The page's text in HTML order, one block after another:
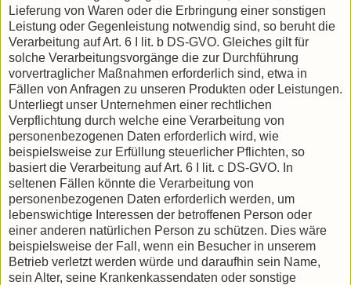
Lieferung von Waren oder die Erbringung einer sonstigen
Leistung oder Gegenleistung notwendig sind, so beruht die
Verarbeitung auf Art. 6 I lit. b DS-GVO. Gleiches gilt für
solche Verarbeitungsvorgänge die zur Durchführung
vorvertraglicher Maßnahmen erforderlich sind, etwa in
Fällen von Anfragen zu unseren Produkten oder Leistungen.
Unterliegt unser Unternehmen einer rechtlichen
Verpflichtung durch welche eine Verarbeitung von
personenbezogenen Daten erforderlich wird, wie
beispielsweise zur Erfüllung steuerlicher Pflichten, so
basiert die Verarbeitung auf Art. 6 I lit. c DS-GVO. In
seltenen Fällen könnte die Verarbeitung von
personenbezogenen Daten erforderlich werden, um
lebenswichtige Interessen der betroffenen Person oder
einer anderen natürlichen Person zu schützen. Dies wäre
beispielsweise der Fall, wenn ein Besucher in unserem
Betrieb verletzt werden würde und daraufhin sein Name,
sein Alter, seine Krankenkassendaten oder sonstige